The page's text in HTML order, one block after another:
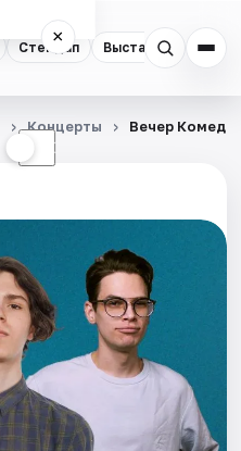
Стендап Выставки
×
☾
Концерты Вечер